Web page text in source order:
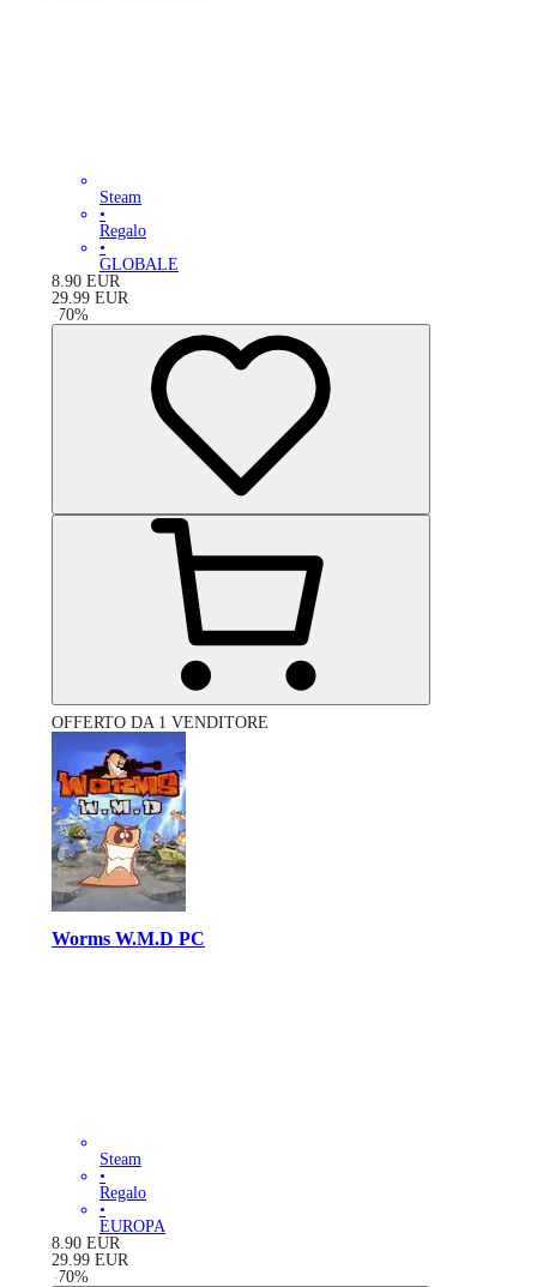
Steam
•
Regalo
•
GLOBALE
8.90 EUR
29.99 EUR
-70%
OFFERTO DA 1 VENDITORE
Worms W.M.D PC
Steam
•
Regalo
•
EUROPA
8.90 EUR
29.99 EUR
-70%